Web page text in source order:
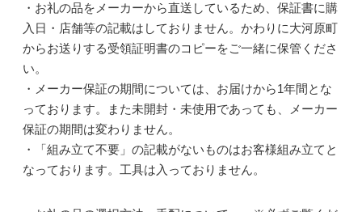
・お礼の品をメーカーから直送しているため、保証書に購
入日・店舗等の記載はしておりません。かわりに大河原町
からお送りする受領証明書のコピーをご一緒に保管くださ
い。
・メーカー保証の期間については、お届けから1年間とな
っております。また未開封・未使用であっても、メーカー
保証の期間は変わりません。
・「組み立て不要」の記載がないものはお客様組み立てと
なっております。工具は入っておりません。